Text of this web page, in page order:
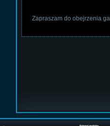
Zapraszam do obejrzenia